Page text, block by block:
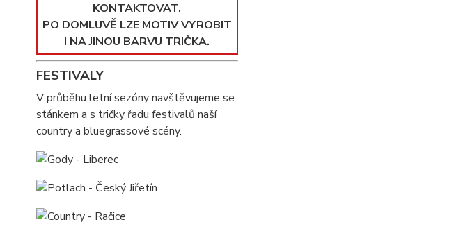
KONTAKTOVAT.
PO DOMLUVĚ LZE MOTIV VYROBIT
I NA JINOU BARVU TRIČKA.
FESTIVALY
V průběhu letní sezóny navštěvujeme se
stánkem a s tričky řadu festivalů naší
country a bluegrassové scény.